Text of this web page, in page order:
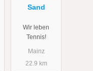
Sand
Wir leben
Tennis!
Mainz
22.9 km